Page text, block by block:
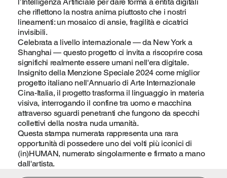
che riflettono la nostra anima piuttosto che i nostri
lineamenti: un mosaico di ansie, fragilità e cicatrici
invisibili.
Celebrata a livello internazionale — da New York a
Shanghai — questo progetto ci invita a riscoprire cosa
significhi realmente essere umani nell'era digitale.
Insignito della Menzione Speciale 2024 come miglior
progetto italiano nell'Annuario di Arte Internazionale
Cina-Italia, il progetto trasforma il linguaggio in materia
visiva, interrogando il confine tra uomo e macchina
attraverso sguardi penetranti che fungono da specchi
collettivi della nostra nuda umanità.
Questa stampa numerata rappresenta una rara
opportunità di possedere uno dei volti più iconici di
(in)HUMAN, numerato singolarmente e firmato a mano
dall'artista.